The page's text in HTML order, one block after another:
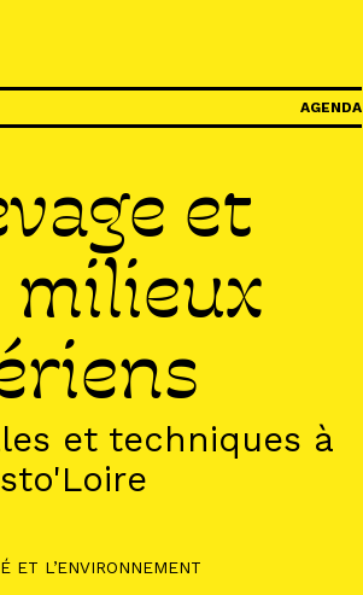
AGENDA
et
et techniques à
ET L’ENVIRONNEMENT